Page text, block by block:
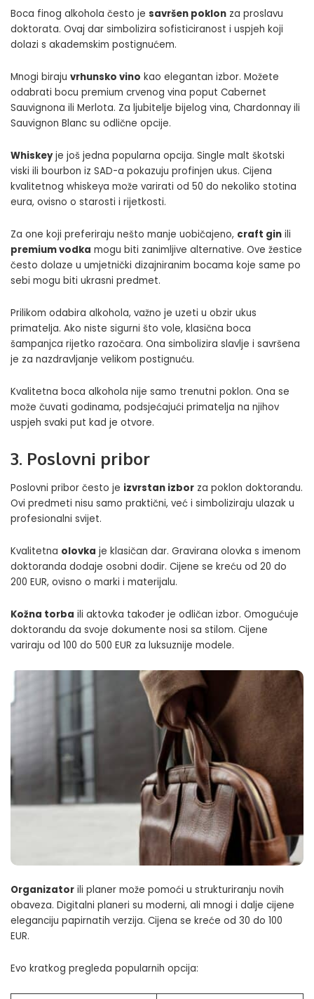
Boca finog alkohola često je savršen poklon za proslavu
doktorata. Ovaj dar simbolizira sofisticiranost i uspjeh koji
dolazi s akademskim postignućem.
Mnogi biraju vrhunsko vino kao elegantan izbor. Možete
odabrati bocu premium crvenog vina poput Cabernet
Sauvignona ili Merlota. Za ljubitelje bijelog vina, Chardonnay ili
Sauvignon Blanc su odlične opcije.
Whiskeyje još jedna popularna opcija. Single malt škotski
viski ili bourbon iz SAD-a pokazuju profinjen ukus. Cijena
kvalitetnog whiskeya može varirati od 50 do nekoliko stotina
eura, ovisno o starosti i rijetkosti.
Za one koji preferiraju nešto manje uobičajeno, craft gin ili
premium vodka mogu biti zanimljive alternative. Ove žestice
često dolaze u umjetnički dizajniranim bocama koje same po
sebi mogu biti ukrasni predmet.
Prilikom odabira alkohola, važno je uzeti u obzir ukus
primatelja. Ako niste sigurni što vole, klasična boca
šampanjca rijetko razočara. Ona simbolizira slavlje i savršena
je za nazdravljanje velikom postignuću.
Kvalitetna boca alkohola nije samo trenutni poklon. Ona se
može čuvati godinama, podsjećajući primatelja na njihov
uspjeh svaki put kad je otvore.
3. Poslovni pribor
Poslovni pribor često je izvrstan izbor za poklon doktorandu.
Ovi predmeti nisu samo praktični, već i simboliziraju ulazak u
profesionalni svijet.
Kvalitetna olovka je klasičan dar. Gravirana olovka s imenom
doktoranda dodaje osobni dodir. Cijene se kreću od 20 do
200 EUR, ovisno o marki i materijalu.
Kožna torba ili aktovka također je odličan izbor. Omogućuje
doktorandu da svoje dokumente nosi sa stilom. Cijene
variraju od 100 do 500 EUR za luksuznije modele.
Organizator ili planer može pomoći u strukturiranju novih
obaveza. Digitalni planeri su moderni, ali mnogi i dalje cijene
eleganciju papirnatih verzija. Cijena se kreće od 30 do 100
EUR.
Evo kratkog pregleda popularnih opcija: